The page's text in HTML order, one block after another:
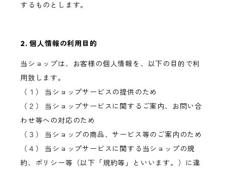
するものとします。
2. 個人情報の利用目的
当ショップは、お客様の個人情報を、以下の目的で利
用致します。
（１） 当ショップサービスの提供のため
（２） 当ショップサービスに関するご案内、お問い合
わせ等への対応のため
（３） 当ショップの商品、サービス等のご案内のため
（４） 当ショップサービスに関する当ショップの規
約、ポリシー等（以下「規約等」といいます。）に違